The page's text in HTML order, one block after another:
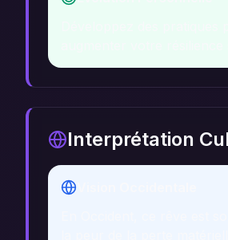
Interprétation